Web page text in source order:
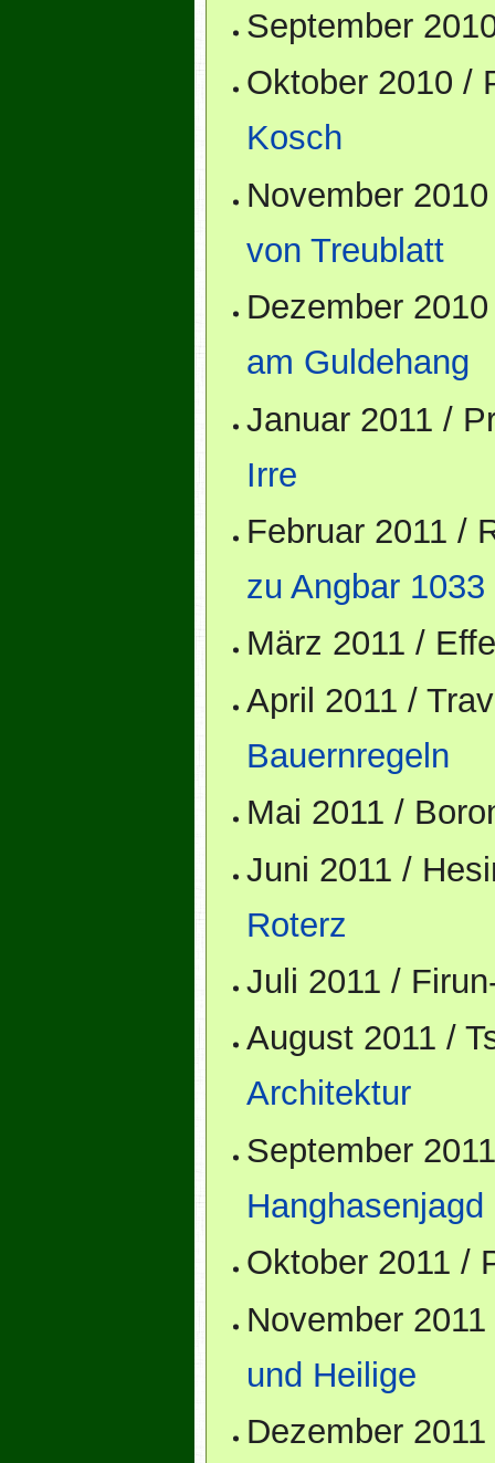
September
Oktober 2010 /
Kosch
November
von Treublatt
Dezember
am Guldehang
Januar 2011 /
Irre
Februar 2011 /
zu Angbar 1033
März 2011 /
April 2011 /
Bauernregeln
Mai 2011 /
Juni 2011 /
Roterz
Juli 2011 /
August 2011 /
Architektur
September
Hanghasenjagd
Oktober 2011 /
November
und Heilige
Dezember